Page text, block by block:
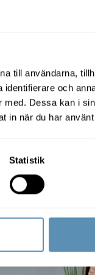
till användarna,
och
Dessa kan i
in när du har
Statistik
Nu planerar
mindre än ett år
ESS står klar
miljön.
är några av sakerna